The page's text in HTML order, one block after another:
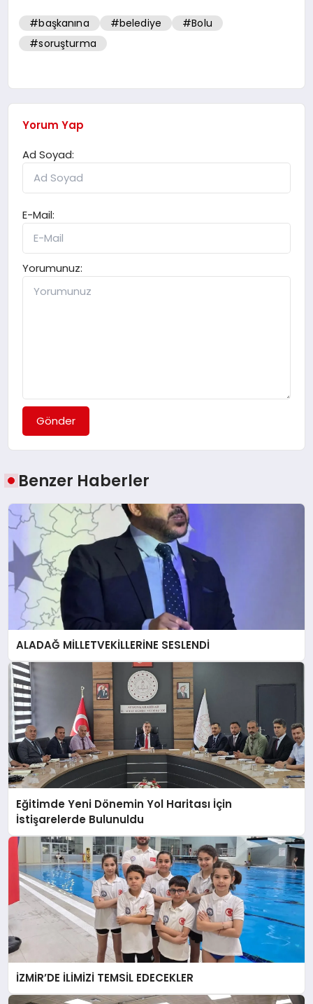
#başkanına #belediye
#Bolu
#soruşturma
Yorum Yap
Ad Soyad:
E-Mail:
Yorumunuz:
Gönder
Benzer Haberler
ALADAĞ MİLLETVEKİLLERİNE SESLENDİ
Eğitimde Yeni Dönemin Yol Haritası İçin
İstişarelerde Bulunuldu
İZMİR’DE İLİMİZİ TEMSİL EDECEKLER